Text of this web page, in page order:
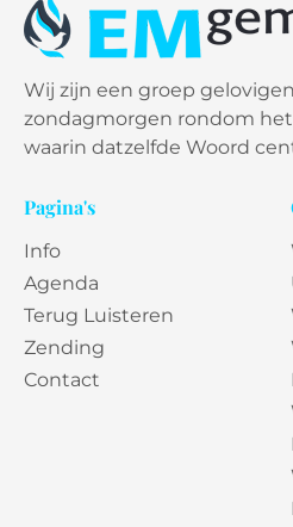
Wij zijn een groep
zondagmorgen rondom
waarin datzelfde Woord
Pagina's
Info
Agenda
Terug Luisteren
Zending
Contact